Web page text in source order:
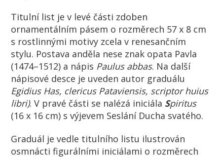
Titulní list je v levé části zdoben
ornamentálním pásem o rozměrech 57 x 8 cm
s rostlinnými motivy zcela v renesančním
stylu. Postava anděla nese znak opata Pavla
(1474–1512) a nápis Paulus abbas. Na další
nápisové desce je uveden autor graduálu
Egidius Has, clericus Pataviensis, scriptor huius
libri). V pravé části se nalézá iniciála Spiritus
(16 x 16 cm) s výjevem Seslání Ducha svatého.
Graduál je vedle titulního listu ilustrován
osmnácti figurálními iniciálami o rozměrech